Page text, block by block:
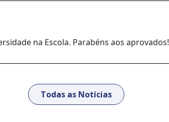
na Escola. Parabéns aos aprovados!
Todas as Notícias